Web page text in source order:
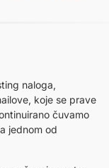
naloga,
koje se prave
čuvamo
jednom od